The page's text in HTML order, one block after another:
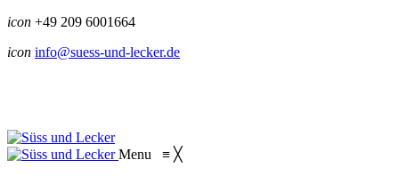
icon +49 209 6001664
icon info@suess-und-lecker.de
Menu ≡ ╳